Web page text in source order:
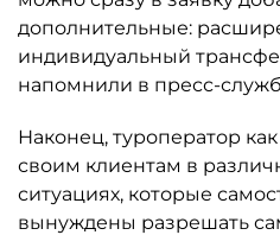
дополнительные:
индивидуальный
напомнили в пресс-
Наконец, туроператор
своим клиентам в
ситуациях, которые
вынуждены разрешать